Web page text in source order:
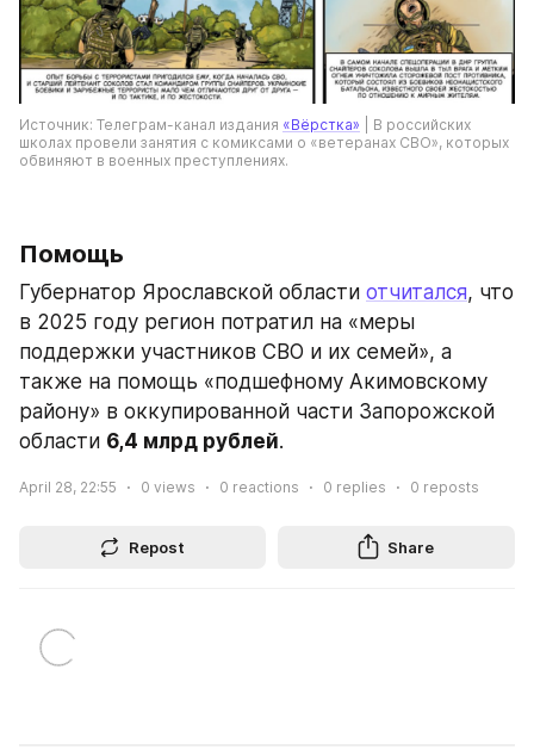
Источник: Телеграм-канал издания «Вёрстка» | В российских
школах провели занятия с комиксами о «ветеранах СВО», которых
обвиняют в военных преступлениях.
Помощь
Губернатор Ярославской области отчитался, что
в 2025 году регион потратил на «меры
поддержки участников СВО и их семей», а
также на помощь «подшефному Акимовскому
району» в оккупированной части Запорожской
области 6,4 млрд рублей.
April 28, 22:55 0 views 0 reactions 0 replies 0 reposts
Repost Share